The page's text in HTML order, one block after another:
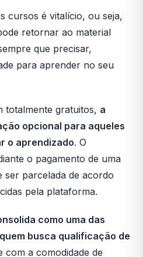
cursos é vitalício, ou seja,
retornar ao material
que precisar,
para aprender no seu
totalmente gratuitos, a
opcional para aqueles
o aprendizado. O
o pagamento de uma
ser parcelada de acordo
pela plataforma.
como uma das
busca qualificação de
com a comodidade de